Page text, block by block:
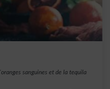
sanguines et de la tequila